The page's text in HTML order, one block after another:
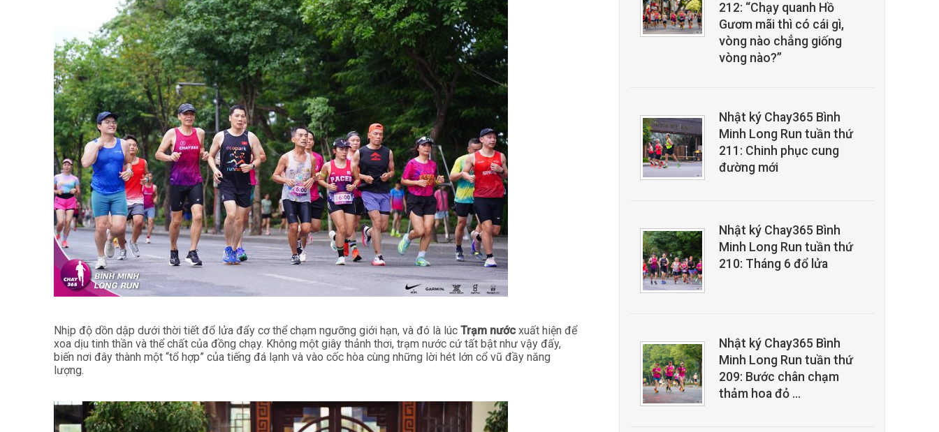
212: “Chạy quanh Hồ
Gươm mãi thì có cái gì,
vòng nào chẳng giống
vòng nào?”
Nhật ký Chay365 Bình
Minh Long Run tuần thứ
211: Chinh phục cung
đường mới
Nhật ký Chay365 Bình
Minh Long Run tuần thứ
210: Tháng 6 đổ lửa
Nhật ký Chay365 Bình
Minh Long Run tuần thứ
209: Bước chân chạm
thảm hoa đỏ …
Nhịp độ dồn dập dưới thời tiết đổ lửa đẩy cơ thể chạm ngưỡng giới hạn, và đó là lúc Trạm nước xuất hiện để
xoa dịu tinh thần và thể chất của đồng chạy. Không một giây thảnh thơi, trạm nước cứ tất bật như vậy đấy,
biến nơi đây thành một “tổ hợp” của tiếng đá lạnh và vào cốc hòa cùng những lời hét lớn cổ vũ đầy năng
lượng.